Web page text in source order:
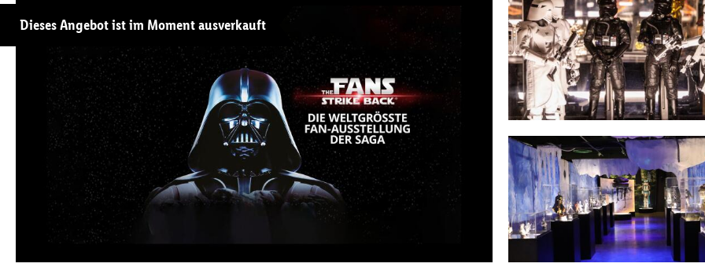
Dieses Angebot ist im Moment ausverkauft